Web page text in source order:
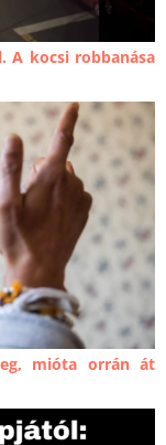
A kocsi robbanása
mióta orrán át